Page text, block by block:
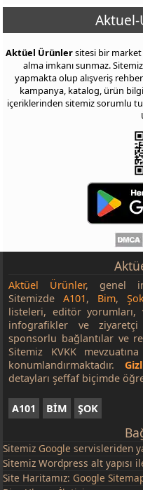
Aktuel-
Aktüel Ürünlersitesi bir market
alma imkanı sunmaz.
yapmakta olup alışveriş
kampanya, katalog, ürün
içeriklerinden sitemiz sorumlu
Aktüel Ürünler, genel
SitemizdeA101, Bim, Şok
listeleri, editör yorumları,
infografikler ve
sponsorlu bağlantılar ve
Sitemiz KVKK
konumlandırmaktadır.
detayları şeffaf biçimde
A101 BİM ŞOK
Sitemiz Google servisleriden
Sitemiz Wordpress alt yapısı
Site Haritamız: Google